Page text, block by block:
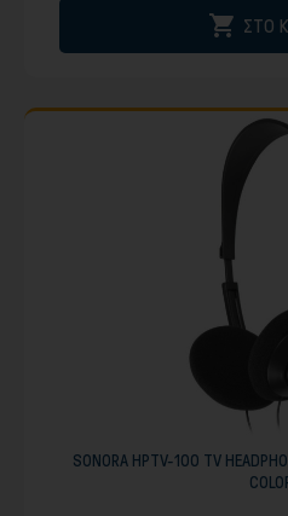
 ΣΤΟ
SONORA HPTV-100 TV